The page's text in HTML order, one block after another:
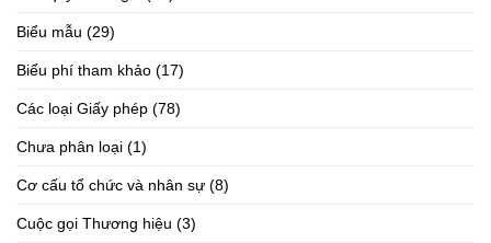
Biểu mẫu (29)
Biểu phí tham khảo (17)
Các loại Giấy phép (78)
Chưa phân loại (1)
Cơ cấu tổ chức và nhân sự (8)
Cuộc gọi Thương hiệu (3)